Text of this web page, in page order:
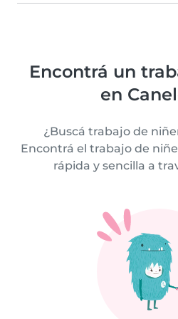
Encontrá un
en
¿Buscá trabajo de
Encontrá el trabajo de
rápida y sencilla a